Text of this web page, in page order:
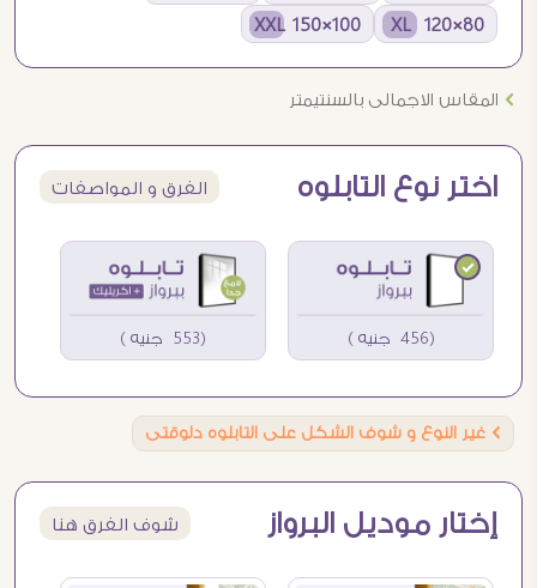
80×120 XL
100×150 XXL
Ö المقاس الاجمالى بالسنتيمتر
اختر نوع التابلوه الفرق و المواصفات
(456 جنيه ) (553 جنيه )
Ö غير النوع و شوف الشكل على التابلوه دلوقتى
إختار موديل البرواز شوف الفرق هنا